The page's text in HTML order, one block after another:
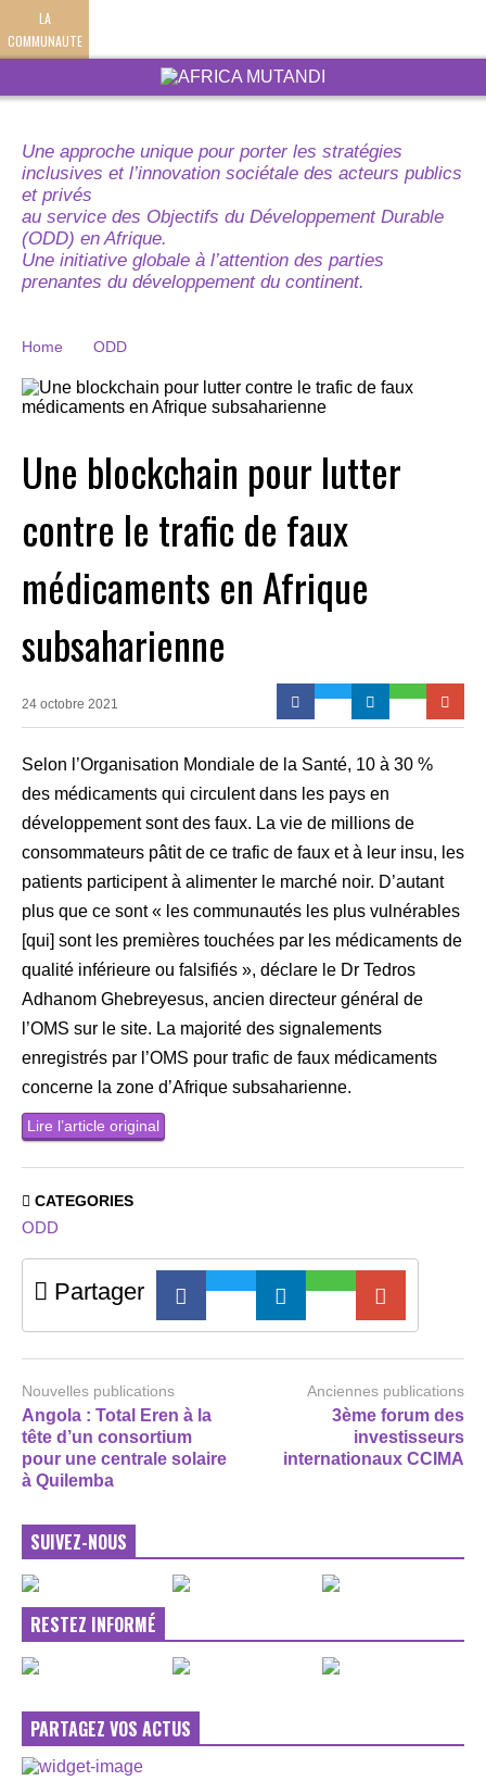
LA
COMMUNAUTE
Une approche unique pour porter les stratégies
inclusives et l’innovation sociétale des acteurs publics
et privés
au service des Objectifs du Développement Durable
(ODD) en Afrique.
Une initiative globale à l’attention des parties
prenantes du développement du continent.
Home ODD
Une blockchain pour lutter
contre le trafic de faux
médicaments en Afrique
subsaharienne
24 octobre 2021
Selon l’Organisation Mondiale de la Santé, 10 à 30 %
des médicaments qui circulent dans les pays en
développement sont des faux. La vie de millions de
consommateurs pâtit de ce trafic de faux et à leur insu, les
patients participent à alimenter le marché noir. D’autant
plus que ce sont « les communautés les plus vulnérables
[qui] sont les premières touchées par les médicaments de
qualité inférieure ou falsifiés », déclare le Dr Tedros
Adhanom Ghebreyesus, ancien directeur général de
l’OMS sur le site. La majorité des signalements
enregistrés par l’OMS pour trafic de faux médicaments
concerne la zone d’Afrique subsaharienne.
Lire l’article original
CATEGORIES
ODD
Partager
Nouvelles publications
Angola : Total Eren à la
tête d’un consortium
pour une centrale solaire
à Quilemba
Anciennes publications
3ème forum des
investisseurs
internationaux CCIMA
SUIVEZ-NOUS
RESTEZ INFORMÉ
PARTAGEZ VOS ACTUS